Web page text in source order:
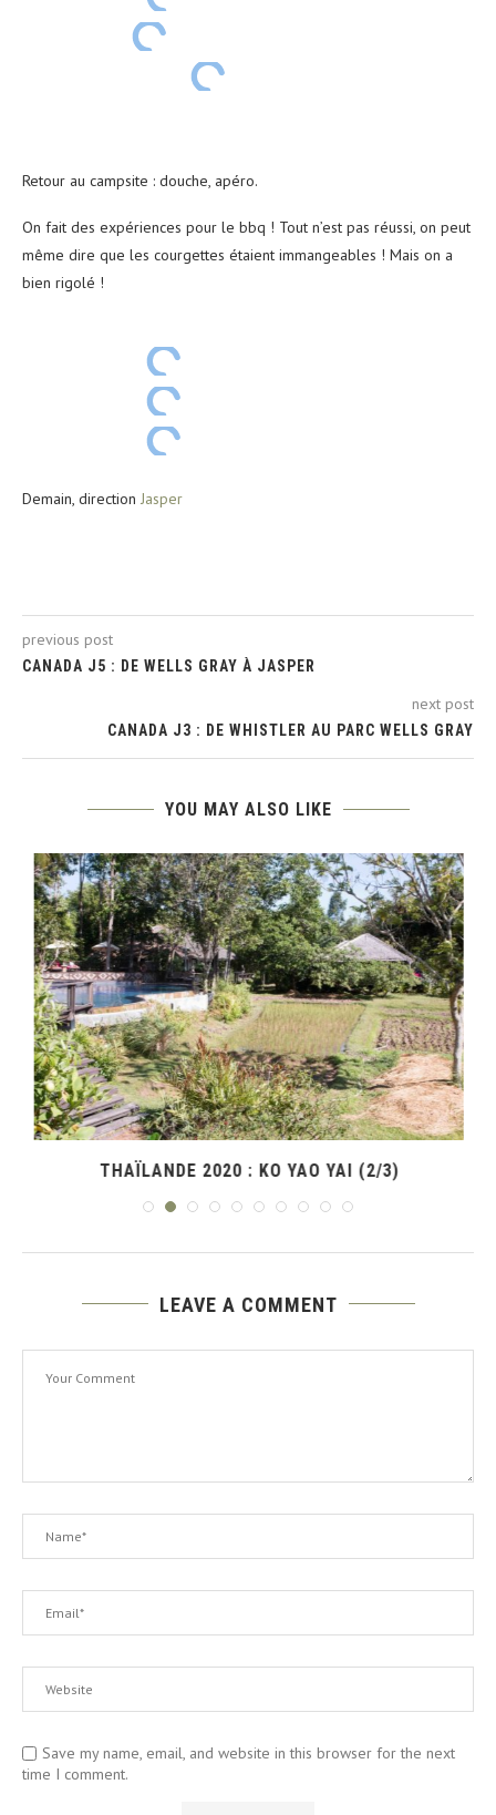
Retour au campsite : douche, apéro.
On fait des expériences pour le bbq ! Tout n’est pas réussi, on peut
même dire que les courgettes étaient immangeables ! Mais on a
bien rigolé !
Demain, direction Jasper
previous post
CANADA J5 : DE WELLS GRAY À JASPER
next post
CANADA J3 : DE WHISTLER AU PARC WELLS GRAY
YOU MAY ALSO LIKE
THAÏLANDE 2020 : KO YAO YAI (2/3)
LEAVE A COMMENT
Save my name, email, and website in this browser for the next
time I comment.